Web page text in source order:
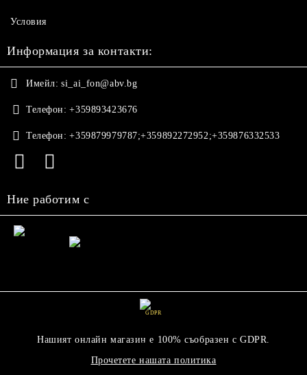
Условия
Информация за контакти:
Имейл: si_ai_fon@abv.bg
Телефон: +359893423676
Телефон: +359879979787;+359892272952;+359876332533
Ние работим с
GDPR
Нашият онлайн магазин е 100% съобразен с GDPR.
Прочетете нашата политика